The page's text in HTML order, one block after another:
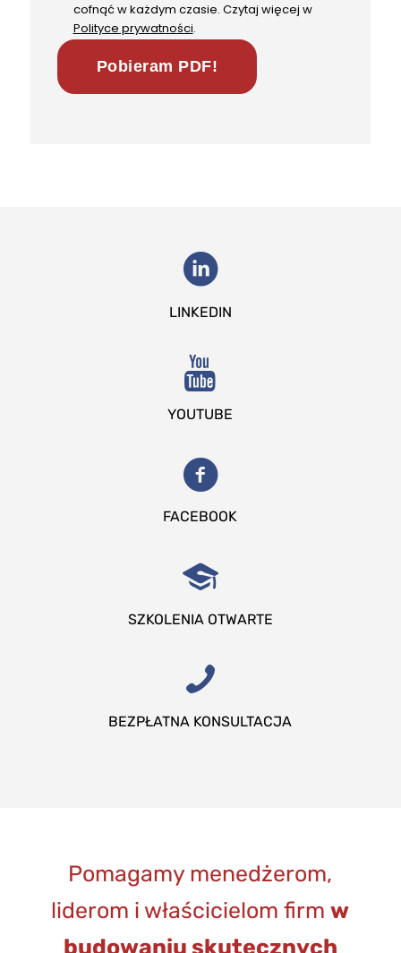
cofnąć w każdym czasie. Czytaj więcej w
Polityce prywatności.
LINKEDIN
YOUTUBE
FACEBOOK
SZKOLENIA OTWARTE
BEZPŁATNA KONSULTACJA
Pomagamy menedżerom,
liderom i właścicielom firmw
budowaniu skutecznych